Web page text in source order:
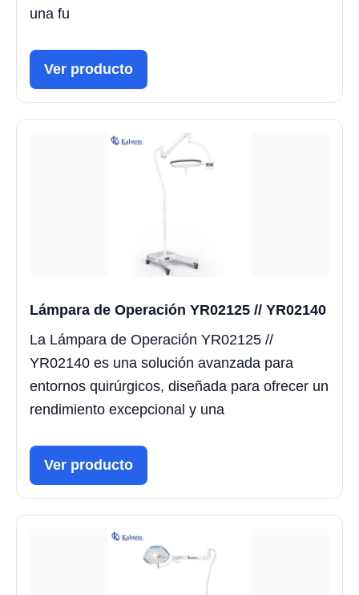
una fu
Ver producto
Lámpara de Operación YR02125 // YR02140
La Lámpara de Operación YR02125 //
YR02140 es una solución avanzada para
entornos quirúrgicos, diseñada para ofrecer un
rendimiento excepcional y una
Ver producto